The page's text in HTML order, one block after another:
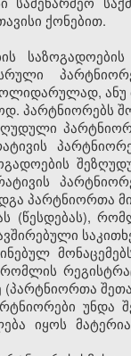
ქონებით.
სოლიდარულად,
პარტნიორებს
პარტნიორთა
(წესდებას),
რომლის
(პარტნიორთა
იყოს